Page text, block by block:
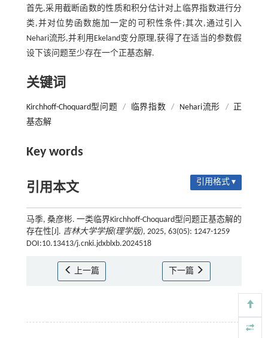
首先,采用截断函数的性质和积分估计对上临界指数进行分
类,并对位势函数施加一定的可积性条件;其次,通过引入
Nehari流形,并利用Ekeland变分原理,获得了在适当的参数假
设下该问题至少存在一个正基态解.
关键词
Kirchhoff-Choquard型问题 / 临界指数 / Nehari流形 /
正
基态解
Key words
引用本文 引用格式 ▾
马季, 桑彦彬. 一类临界Kirchhoff-Choquard型问题正基态解的
存在性[J]. 吉林大学学报(理学版), 2025, 63(05): 1247-1259
DOI:10.13413/j.cnki.jdxblxb.2024518
上一篇 下一篇